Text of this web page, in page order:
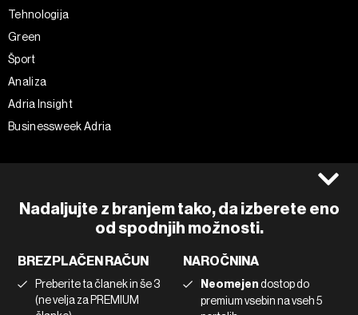
Nadaljujte z branjem tako, da izberete eno
od spodnjih možnosti.
BREZPLAČEN RAČUN
Preberite ta članek in še 3
(ne velja za PREMIUM
NAROČNINA
Neomejendostop do
premium vsebin na vseh 5
Tehnologija
Green
Šport
Analiza
Adria Insight
Businessweek Adria
Piškotki
Marketing
Uporaba umetne inteligence
Instagram
Linkedin
Tiktok